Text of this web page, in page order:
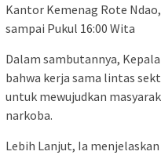
Kantor Kemenag Rote
sampai Pukul 16:00 Wita
Dalam sambutannya,
bahwa kerja sama lintas
untuk mewujudkan
narkoba.
Lebih Lanjut, Ia